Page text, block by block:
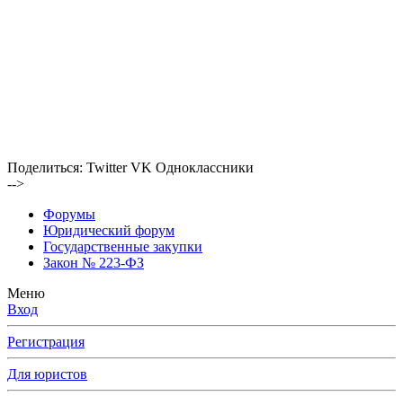
Поделиться: Twitter VK Одноклассники
-->
Форумы
Юридический форум
Государственные закупки
Закон № 223-ФЗ
Меню
Вход
Регистрация
Для юристов